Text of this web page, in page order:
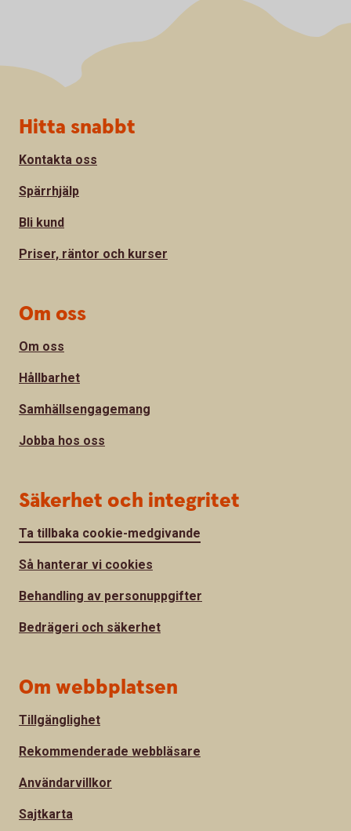
Sidfot
Hitta snabbt
Kontakta oss
Spärrhjälp
Bli kund
Priser, räntor och kurser
Om oss
Om oss
Hållbarhet
Samhällsengagemang
Jobba hos oss
Säkerhet och integritet
Ta tillbaka cookie-medgivande
Så hanterar vi cookies
Behandling av personuppgifter
Bedrägeri och säkerhet
Om webbplatsen
Tillgänglighet
Rekommenderade webbläsare
Användarvillkor
Sajtkarta